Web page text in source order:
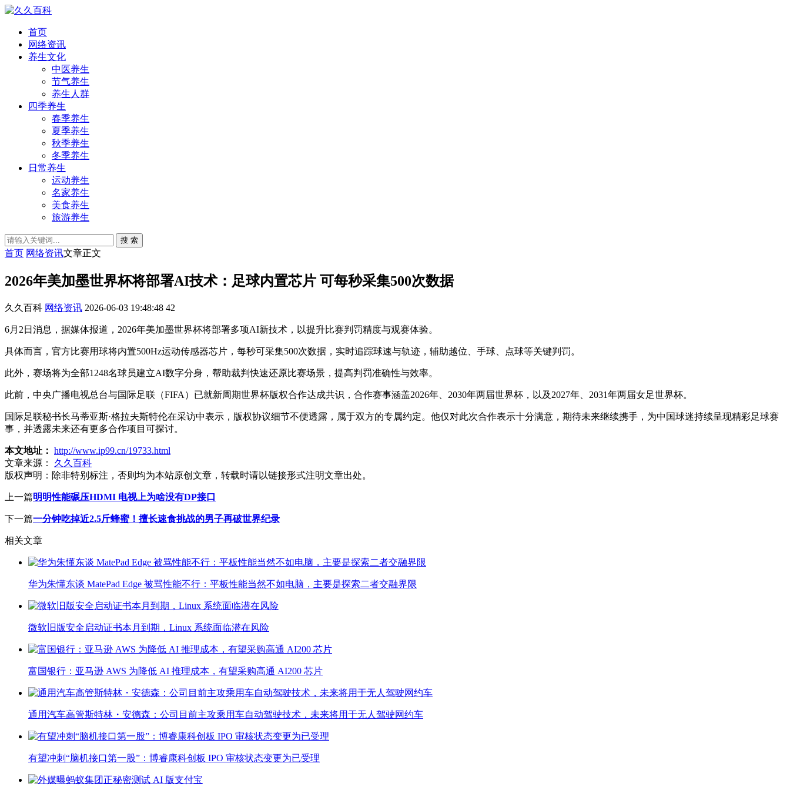
首页
网络资讯
养生文化
中医养生
节气养生
养生人群
四季养生
春季养生
夏季养生
秋季养生
冬季养生
日常养生
运动养生
名家养生
美食养生
旅游养生
搜 索
首页 网络资讯文章正文
2026年美加墨世界杯将部署AI技术：足球内置芯片 可每秒采集500次数据
久久百科 网络资讯 2026-06-03 19:48:48 42
6月2日消息，据媒体报道，2026年美加墨世界杯将部署多项AI新技术，以提升比赛判罚精度与观赛体验。
具体而言，官方比赛用球将内置500Hz运动传感器芯片，每秒可采集500次数据，实时追踪球速与轨迹，辅助越位、手球、点球等关键判罚。
此外，赛场将为全部1248名球员建立AI数字分身，帮助裁判快速还原比赛场景，提高判罚准确性与效率。
此前，中央广播电视总台与国际足联（FIFA）已就新周期世界杯版权合作达成共识，合作赛事涵盖2026年、2030年两届世界杯，以及2027年、2031年两届女足世界杯。
国际足联秘书长马蒂亚斯·格拉夫斯特伦在采访中表示，版权协议细节不便透露，属于双方的专属约定。他仅对此次合作表示十分满意，期待未来继续携手，为中国球迷持续呈现精彩足球赛
事，并透露未来还有更多合作项目可探讨。
本文地址： http://www.ip99.cn/19733.html
文章来源：
久久百科
版权声明： 除非特别标注，否则均为本站原创文章，转载时请以链接形式注明文章出处。
上一篇明明性能碾压HDMI 电视上为啥没有DP接口
下一篇一分钟吃掉近2.5斤蜂蜜！擅长速食挑战的男子再破世界纪录
相关文章
华为朱懂东谈 MatePad Edge 被骂性能不行：平板性能当然不如电脑，主要是探索二者交融界限
微软旧版安全启动证书本月到期，Linux 系统面临潜在风险
富国银行：亚马逊 AWS 为降低 AI 推理成本，有望采购高通 AI200 芯片
通用汽车高管斯特林・安德森：公司目前主攻乘用车自动驾驶技术，未来将用于无人驾驶网约车
有望冲刺“脑机接口第一股”：博睿康科创板 IPO 审核状态变更为已受理